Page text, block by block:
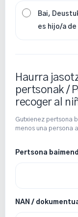
Bai,
es hijo/a
Haurra
pertsonak /
recoger al
Gutxienez pertsona
menos una persona
Pertsona
NAN /